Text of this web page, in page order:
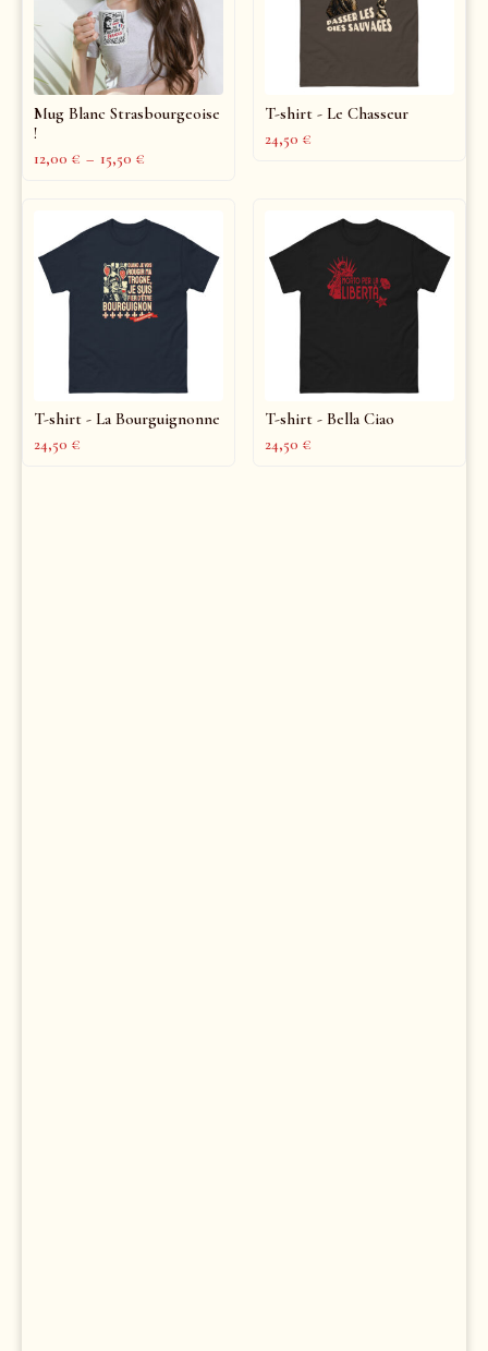
Mug Blanc Strasbourgeoise
!
12,00 € – 15,50 €
T-shirt - Le Chasseur
24,50 €
T-shirt - La Bourguignonne
24,50 €
T-shirt - Bella Ciao
24,50 €